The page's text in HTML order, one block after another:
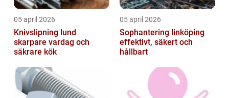
05 april 2026
Knivslipning lund
skarpare vardag och
säkrare kök
05 april 2026
Sophantering linköping
effektivt, säkert och
hållbart